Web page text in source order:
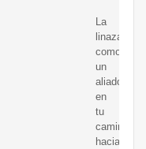
La
linaza
como
un
aliado
en
tu
camino
hacia